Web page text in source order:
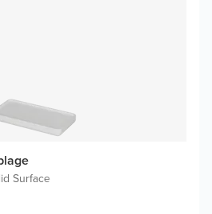
Surface